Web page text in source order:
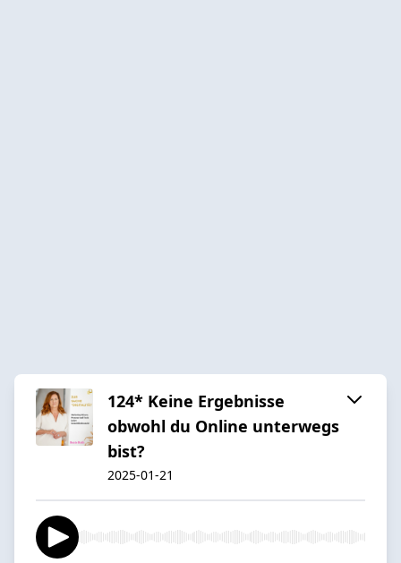
124* Keine Ergebnisse
obwohl du Online unterwegs
bist?
2025-01-21